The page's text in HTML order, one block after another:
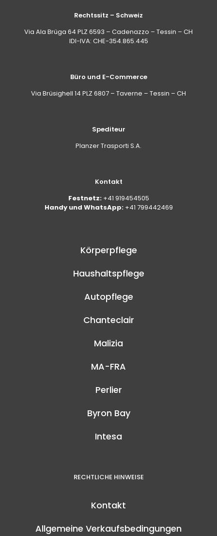
Rechtssitz – Schweiz
Via Ala Brüga 64 PLZ 6593 – Cadenazzo – Tessin – CH
IDI-IVA: CHE-354.865.445
Büro und E-Commerce
Via Brüsighell 14 PLZ 6807 – Taverne – Tessin – CH
Spediteur
Planzer Trasporti S.A.
Kontakt
Festnetz: +41 919454505
Handy und WhatsApp: +41 799442469
Körperpflege
Haushaltspflege
Autopflege
Chanteclair
Malizia
MA-FRA
Perlier
Byron Bay
Intesa
RECHTLICHE HINWEISE
Kontakt
Allgemeine Verkaufsbedingungen